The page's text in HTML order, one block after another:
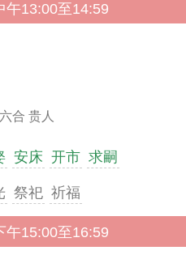
午13:00至14:59
合 贵人
安床 开市 求嗣
祭祀 祈福
午15:00至16:59